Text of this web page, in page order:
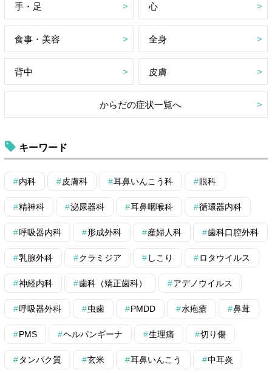
手・足 心
食事・美容 全身
背中 皮膚
からだの症状一覧へ
キーワード
内科 皮膚科 耳鼻いんこう科 眼科
精神科 泌尿器科 耳鼻咽喉科 循環器内科
呼吸器内科 形成外科 産婦人科 歯科口腔外科
乳腺外科 クラミジア しこり ロタウイルス
神経内科 歯科（矯正歯科） アデノウイルス
呼吸器外科 虫歯 PMDD 水疱瘡 鼻茸
PMS ヘルパンギーナ 生理痛 切り傷
タンパク質 玄米 耳鼻いんこう 中耳炎